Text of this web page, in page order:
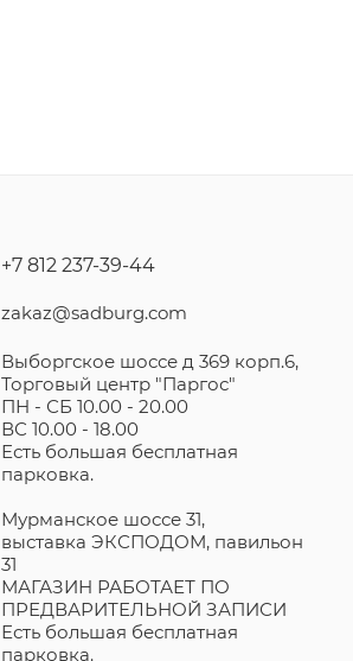
+7 812 237-39-44
zakaz@sadburg.com
Выборгское шоссе д 369 корп.6,
Торговый центр "Паргос"
ПН - СБ 10.00 - 20.00
ВС 10.00 - 18.00
Есть большая бесплатная
парковка.
Мурманское шоссе 31,
выставка ЭКСПОДОМ, павильон
31
МАГАЗИН РАБОТАЕТ ПО
ПРЕДВАРИТЕЛЬНОЙ ЗАПИСИ
Есть большая бесплатная
парковка.